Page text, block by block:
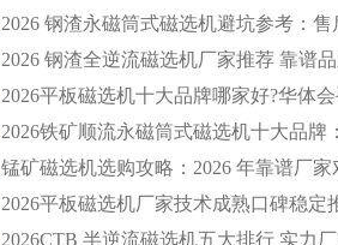
2026 钢渣全逆流磁选机厂家推荐 靠谱
锰矿磁选机选购攻略：2026 年靠谱厂